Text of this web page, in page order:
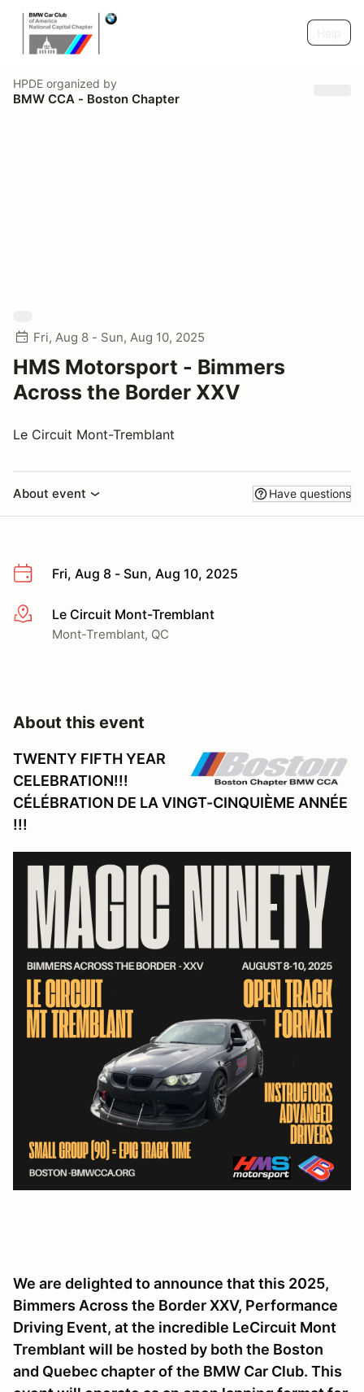
HPDE organized by
BMW CCA - Boston Chapter
Fri, Aug 8 - Sun, Aug 10, 2025
HMS Motorsport - Bimmers
Across the Border XXV
Le Circuit Mont-Tremblant
About event Have questions
Fri, Aug 8 - Sun, Aug 10, 2025
More infoLe Circuit Mont-Tremblant
Mont-Tremblant, QC
About this event
TWENTY FIFTH YEAR
CELEBRATION!!!
CÉLÉBRATION DE LA VINGT-CINQUIÈME ANNÉE
!!!
We are delighted to announce that this 2025,
Bimmers Across the Border XXV, Performance
Driving Event, at the incredible LeCircuit Mont
Tremblant will be hosted by both the Boston
and Quebec chapter of the BMW Car Club. This